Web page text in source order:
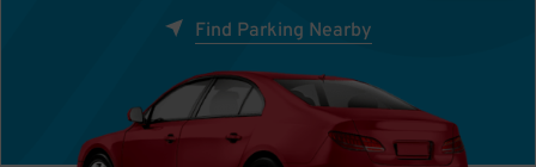
Find Parking Nearby